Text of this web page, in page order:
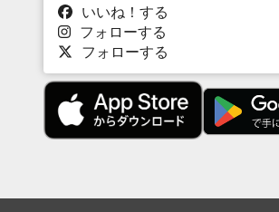
いいね！する
フォローする
フォローする